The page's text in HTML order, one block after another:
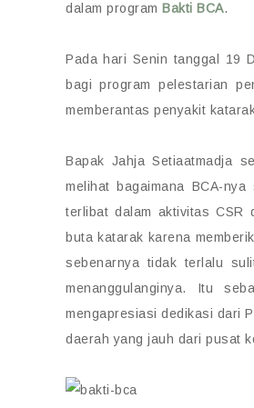
dalam program Bakti BCA.
Pada hari Senin tanggal 19
bagi program pelestarian
memberantas penyakit
Bapak Jahja Setiaatmadja
melihat bagaimana BCA-
terlibat dalam aktivitas CSR
buta katarak karena
sebenarnya tidak terlalu
menanggulanginya. Itu
mengapresiasi dedikasi dari
daerah yang jauh dari pusat